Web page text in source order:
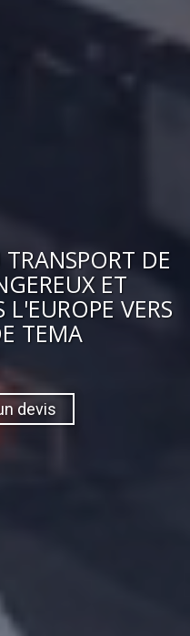
DE
ET
L'EUROPE VERS
TEMA
devis